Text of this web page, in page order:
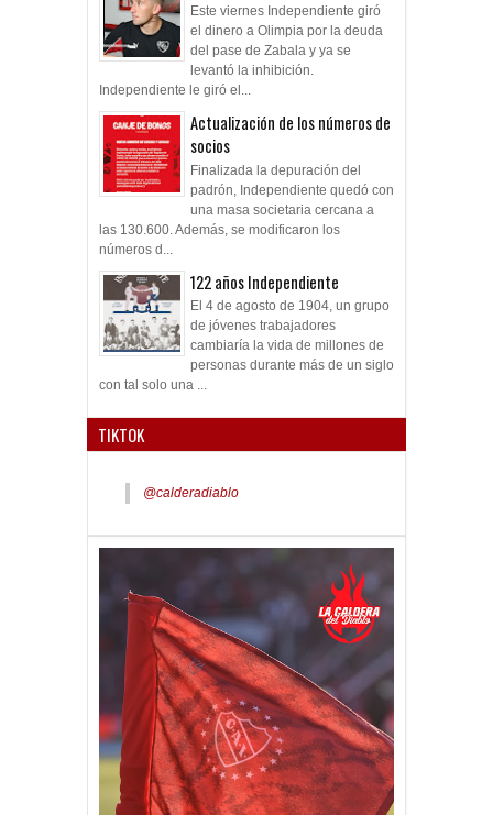
Este viernes Independiente giró
el dinero a Olimpia por la deuda
del pase de Zabala y ya se
levantó la inhibición.
Independiente le giró el...
Actualización de los números de
socios
Finalizada la depuración del
padrón, Independiente quedó con
una masa societaria cercana a
las 130.600. Además, se modificaron los
números d...
122 años Independiente
El 4 de agosto de 1904, un grupo
de jóvenes trabajadores
cambiaría la vida de millones de
personas durante más de un siglo
con tal solo una ...
TIKTOK
@calderadiablo